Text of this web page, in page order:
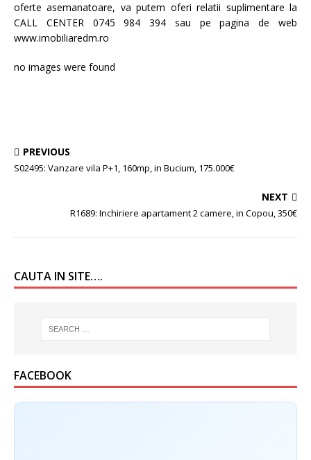
oferte asemanatoare, va putem oferi relatii suplimentare la
CALL CENTER 0745 984 394 sau pe pagina de web
www.imobiliaredm.ro
no images were found
PREVIOUS
S02495: Vanzare vila P+1, 160mp, in Bucium, 175.000€
NEXT
R1689: Inchiriere apartament 2 camere, in Copou, 350€
CAUTA IN SITE….
FACEBOOK